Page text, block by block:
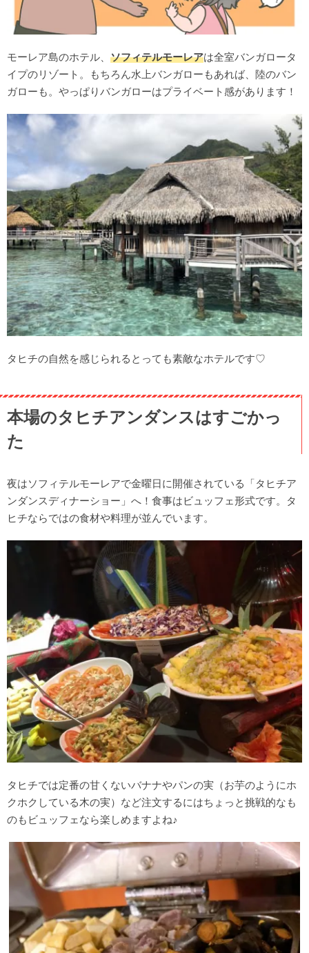
モーレア島のホテル、 ソフィテルモーレアは全室バンガロータ
イプのリゾート。もちろん水上バンガローもあれば、陸のバン
ガローも。やっぱりバンガローはプライベート感があります！
タヒチの自然を感じられるとっても素敵なホテルです♡
本場のタヒチアンダンスはすごかっ
た
夜はソフィテルモーレアで金曜日に開催されている「タヒチア
ンダンスディナーショー」へ！食事はビュッフェ形式です。タ
ヒチならではの食材や料理が並んでいます。
タヒチでは定番の甘くないバナナやパンの実（お芋のようにホ
クホクしている木の実）など注文するにはちょっと挑戦的なも
のもビュッフェなら楽しめますよね♪